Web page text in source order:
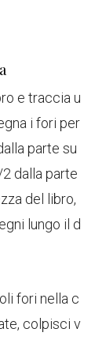
e traccia u
i fori per
parte su
dalla parte
del libro,
lungo il d
fori nella c
colpisci v